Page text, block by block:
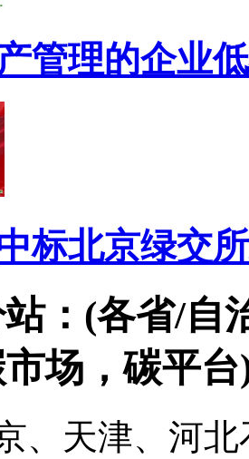
管理的企业
标北京绿交
：(各省/自
场，碳平台
、天津、河